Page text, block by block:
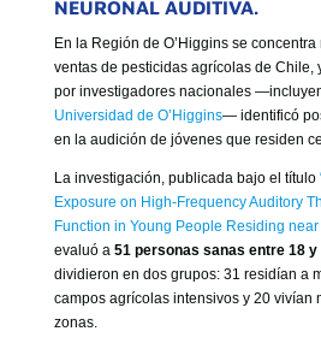
GOBIERNO
NUESTRO EQUIPO
NEURONAL AUDITIVA.
En la Región de O’Higgins se
ventas de pesticidas agrícolas de Chile,
por investigadores nacionales
Universidad de O’Higgins— identificó
en la audición de jóvenes que residen
La investigación, publicada bajo el título
Exposure on High-Frequency Auditory
Function in Young People Residing near
evaluó a51 personas sanas entre 18 y
dividieron en dos grupos: 31 residían a
campos agrícolas intensivos y 20 vivían
zonas.